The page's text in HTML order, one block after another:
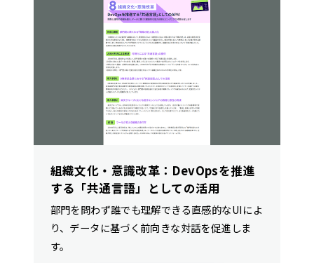
組織文化・意識改革：DevOpsを推進
する「共通言語」としての活用
部門を問わず誰でも理解できる直感的なUIによ
り、データに基づく前向きな対話を促進しま
す。